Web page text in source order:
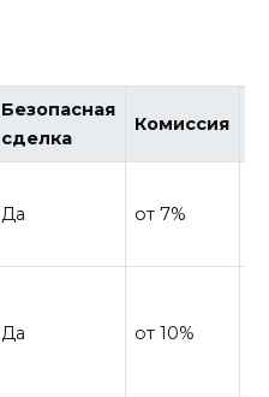
Безопасная
сделка
Комиссия
Да от 7%
Да от 10%